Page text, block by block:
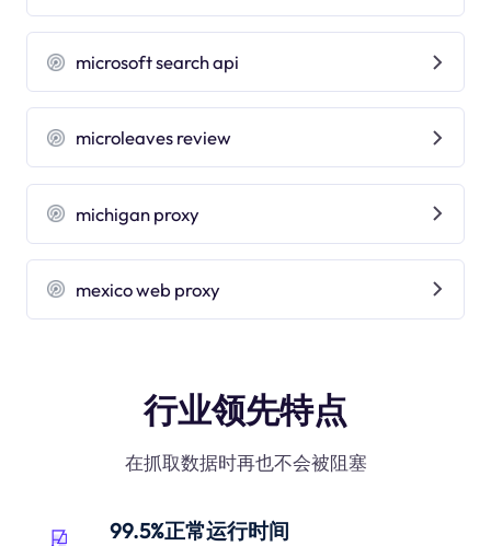
microsoft search api
microleaves review
michigan proxy
mexico web proxy
行业领先特点
在抓取数据时再也不会被阻塞
99.5%正常运行时间